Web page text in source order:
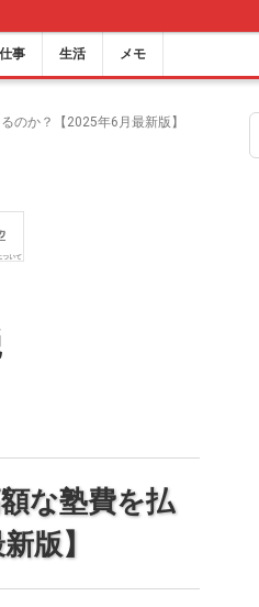
仕事 生活 メモ
のか？【2025年6月最新版】
な塾費を払
版】